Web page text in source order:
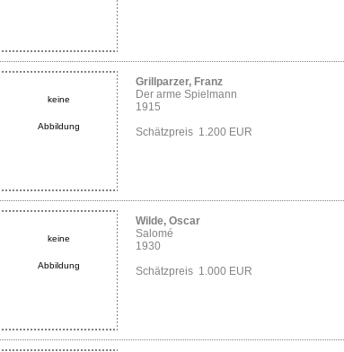
keine
Abbildung
Grillparzer, Franz
Der arme Spielmann
1915
Schätzpreis 1.200 EUR
keine
Abbildung
Wilde, Oscar
Salomé
1930
Schätzpreis 1.000 EUR